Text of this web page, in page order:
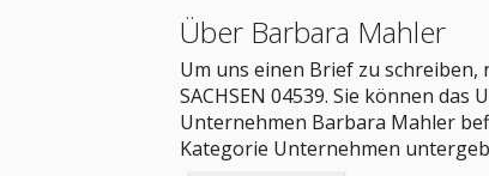
Über Barbara Mahler
Um uns einen Brief zu schreiben,
SACHSEN 04539. Sie können
Unternehmen Barbara Mahler
Kategorie Unternehmen